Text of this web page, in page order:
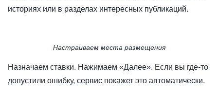
историях или в разделах интересных публикаций.
Настраиваем места размещения
Назначаем ставки. Нажимаем «Далее». Если вы где-то
допустили ошибку, сервис покажет это автоматически.